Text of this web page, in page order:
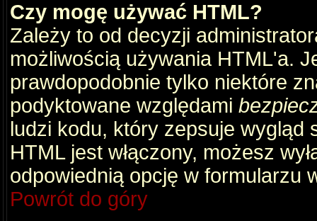
Czy mogę używać HTML?
Zależy to od decyzji
możliwością używania HTML'a.
prawdopodobnie tylko niektóre
podyktowane względami
ludzi kodu, który zepsuje wygląd
HTML jest włączony, możesz
odpowiednią opcję w formularzu
Powrót do góry